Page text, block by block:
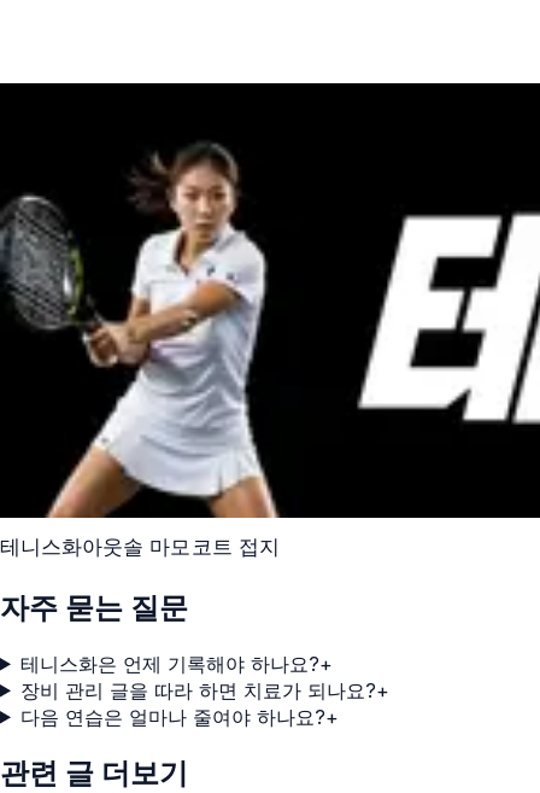
테니스화아웃솔 마모 코트 접지
자주 묻는 질문
테니스화은 언제 기록해야 하나요?+
장비 관리 글을 따라 하면 치료가 되나요?+
다음 연습은 얼마나 줄여야 하나요?+
관련 글 더보기